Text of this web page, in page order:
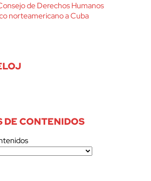
de Derechos Humanos
norteamericano a Cuba
DE CONTENIDOS